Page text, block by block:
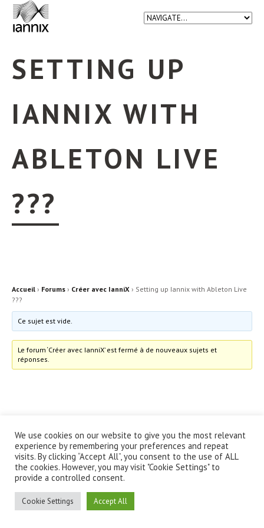
SETTING UP
IANNIX WITH
ABLETON LIVE
???
Accueil › Forums › Créer avec IanniX › Setting up Iannix with Ableton Live
???
Ce sujet est vide.
Le forum ‘Créer avec IanniX’ est fermé à de nouveaux sujets et
réponses.
© IanniX Association
Qu'est-ce que IanniX ?|Téléchargement|Showcase| Forum
Recherche
We use cookies on our website to give you the most relevant
experience by remembering your preferences and repeat
visits. By clicking “Accept All”, you consent to the use of ALL
the cookies. However, you may visit "Cookie Settings" to
provide a controlled consent.
Cookie Settings Accept All